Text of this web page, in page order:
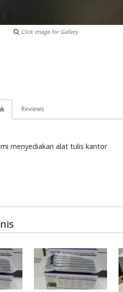
Click image for Gallery
Reviews
menyediakan alat tulis kantor